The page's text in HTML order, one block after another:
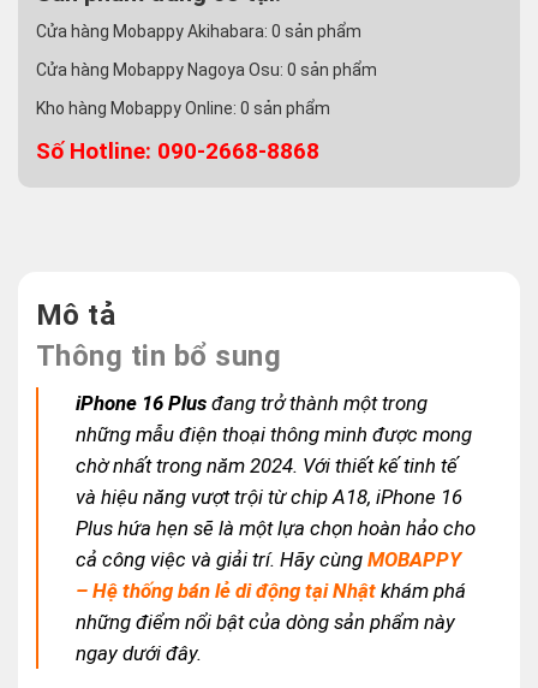
Cửa hàng Mobappy Akihabara: 0 sản phẩm
Cửa hàng Mobappy Nagoya Osu: 0 sản phẩm
Kho hàng Mobappy Online: 0 sản phẩm
Số Hotline: 090-2668-8868
Mô tả
Thông tin bổ sung
iPhone 16 Plus đang trở thành một trong
những mẫu điện thoại thông minh được mong
chờ nhất trong năm 2024. Với thiết kế tinh tế
và hiệu năng vượt trội từ chip A18, iPhone 16
Plus hứa hẹn sẽ là một lựa chọn hoàn hảo cho
cả công việc và giải trí. Hãy cùngMOBAPPY
– Hệ thống bán lẻ di động tại Nhật khám phá
những điểm nổi bật của dòng sản phẩm này
ngay dưới đây.